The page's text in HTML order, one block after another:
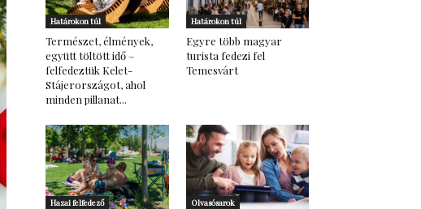
Határokon túl
Természet, élmények,
együtt töltött idő –
felfedeztük Kelet-
Stájerországot, ahol
minden pillanat...
Határokon túl
Egyre több magyar
turista fedezi fel
Temesvárt
Hazai felfedező Olvasósarok